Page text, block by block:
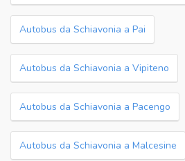
Autobus da Schiavonia a Pai
Autobus da Schiavonia a Vipiteno
Autobus da Schiavonia a Pacengo
Autobus da Schiavonia a Malcesine